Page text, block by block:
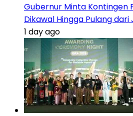
Gubernur Minta Kontingen
Dikawal Hingga Pulang
1 day ago